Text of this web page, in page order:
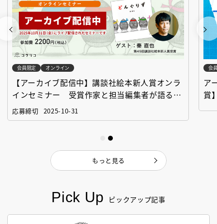
Pick Up ピックアップ記事
会員限定 オンライン
【アーカイブ配信中】講談社絵本新人賞オンラ
インセミナー 受賞作家と担当編集者が語る
「絵本創作実践講座」
応募締切 2025-10-31
会
ア
賞
もっと見る